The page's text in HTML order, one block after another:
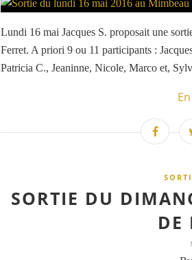
Lundi 16 mai Jacques S. proposait une
Ferret. A priori 9 ou 11 participants :
Patricia C., Jeaninne, Nicole, Marco et,
SORTIE DU
DE